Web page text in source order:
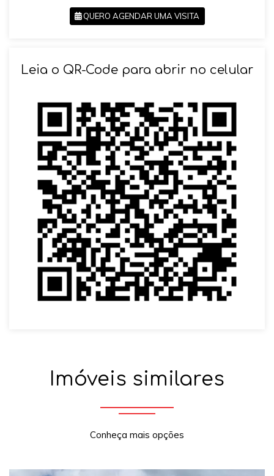
QUERO AGENDAR UMA VISITA
Leia o QR-Code para abrir no celular
Imóveis similares
Conheça mais opções